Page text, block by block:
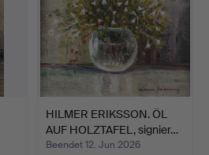
HILMER ERIKSSON. ÖL
AUF HOLZTAFEL, signier…
Beendet 12. Jun 2026